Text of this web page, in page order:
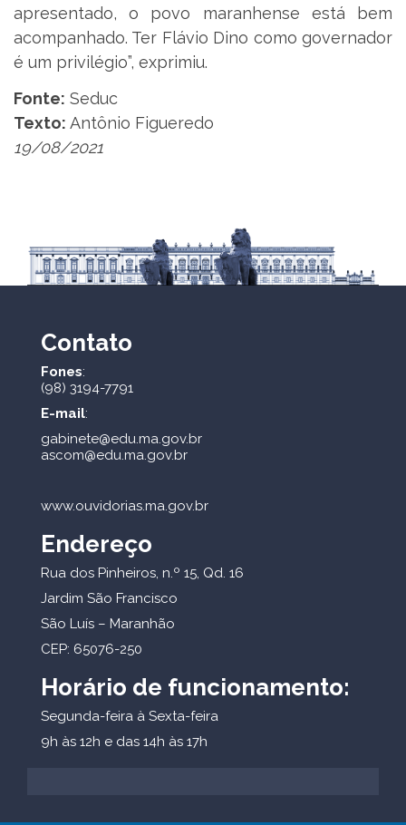
apresentado, o povo maranhense está bem
acompanhado. Ter Flávio Dino como governador
é um privilégio”, exprimiu.
Fonte: Seduc
Texto: Antônio Figueredo
19/08/2021
Contato
Fones:
(98) 3194-7791
E-mail:
gabinete@edu.ma.gov.br
ascom@edu.ma.gov.br
www.ouvidorias.ma.gov.br
Endereço
Rua dos Pinheiros, n.º 15, Qd. 16
Jardim São Francisco
São Luís – Maranhão
CEP: 65076-250
Horário de funcionamento:
Segunda-feira à Sexta-feira
9h às 12h e das 14h às 17h